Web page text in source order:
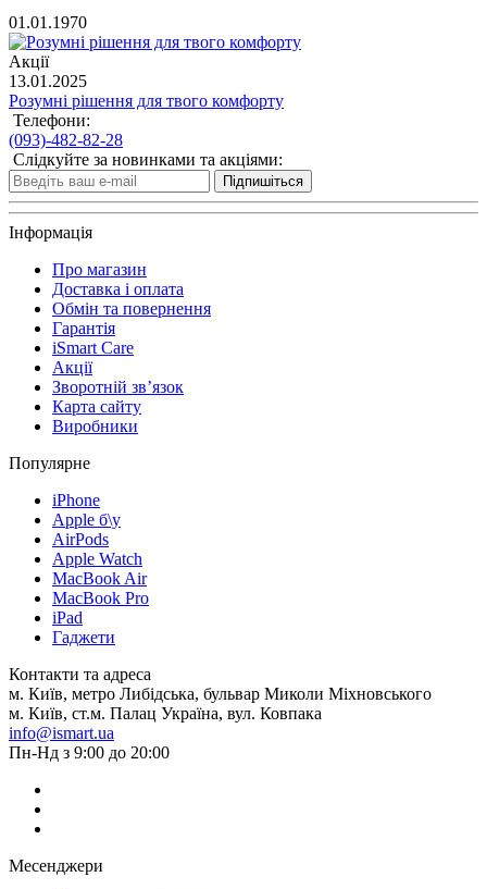
01.01.1970
Акції
13.01.2025
Розумні рішення для твого комфорту
Телефони:
(093)-482-82-28
Слідкуйте за новинками та акціями:
Підпишіться
Інформація
Про магазин
Доставка і оплата
Обмін та повернення
Гарантія
iSmart Care
Акції
Зворотній зв’язок
Карта сайту
Виробники
Популярне
iPhone
Apple б\у
AirPods
Apple Watch
MacBook Air
MacBook Pro
iPad
Гаджети
Контакти та адреса
м. Київ, метро Либідська, бульвар Миколи Міхновського
м. Київ, ст.м. Палац Україна, вул. Ковпака
info@ismart.ua
Пн-Нд з 9:00 до 20:00
Месенджери